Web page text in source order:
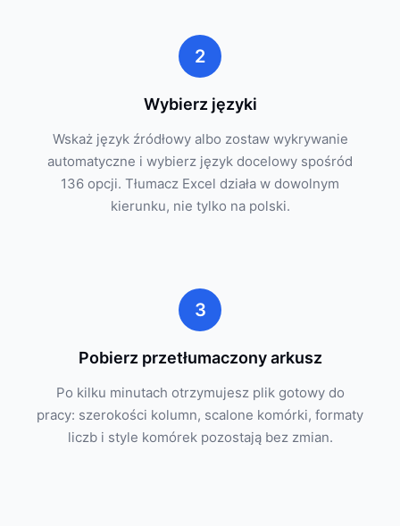
2
Wybierz języki
Wskaż język źródłowy albo zostaw wykrywanie
automatyczne i wybierz język docelowy spośród
136 opcji. Tłumacz Excel działa w dowolnym
kierunku, nie tylko na polski.
3
Pobierz przetłumaczony arkusz
Po kilku minutach otrzymujesz plik gotowy do
pracy: szerokości kolumn, scalone komórki, formaty
liczb i style komórek pozostają bez zmian.